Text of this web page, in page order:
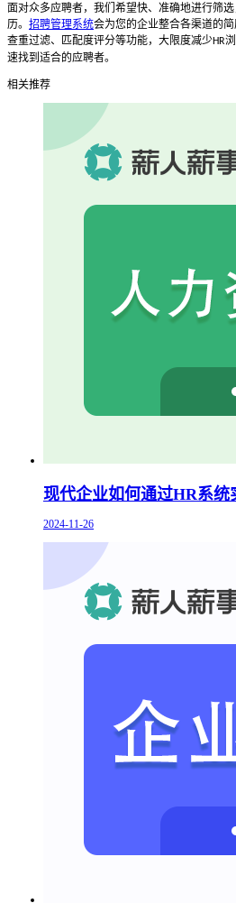
面对众多应聘者，我们希望快、准确地进行筛
历。 招聘管理系统会为您的企业整合各渠道的
查重过滤、匹配度评分等功能，大限度减少HR
速找到适合的应聘者。
相关推荐
现代企业如何通过HR系统
2024-11-26